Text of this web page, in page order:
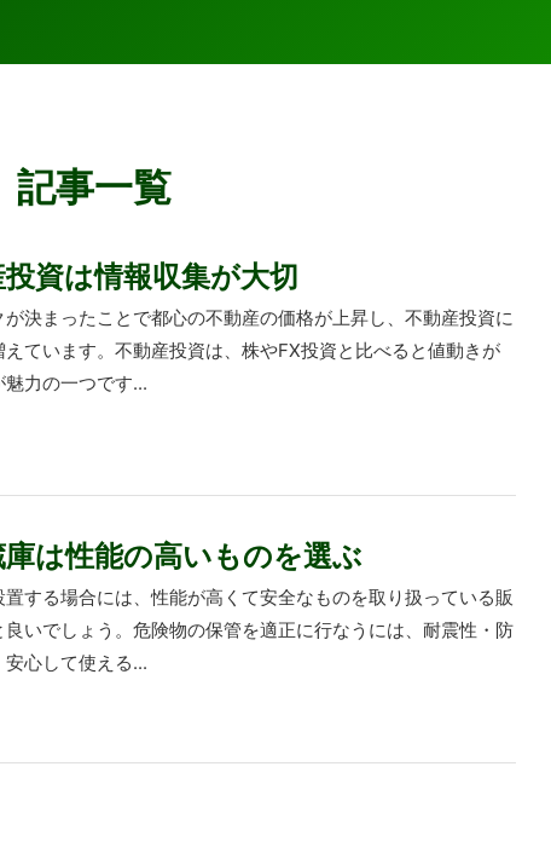
記事一覧
資は情報収集が大切
決まったことで都心の不動産の価格が上昇し、不動産投資に
ています。不動産投資は、株やFX投資と比べると値動きが
力の一つです...
は性能の高いものを選ぶ
する場合には、性能が高くて安全なものを取り扱っている販
いでしょう。危険物の保管を適正に行なうには、耐震性・防
心して使える...